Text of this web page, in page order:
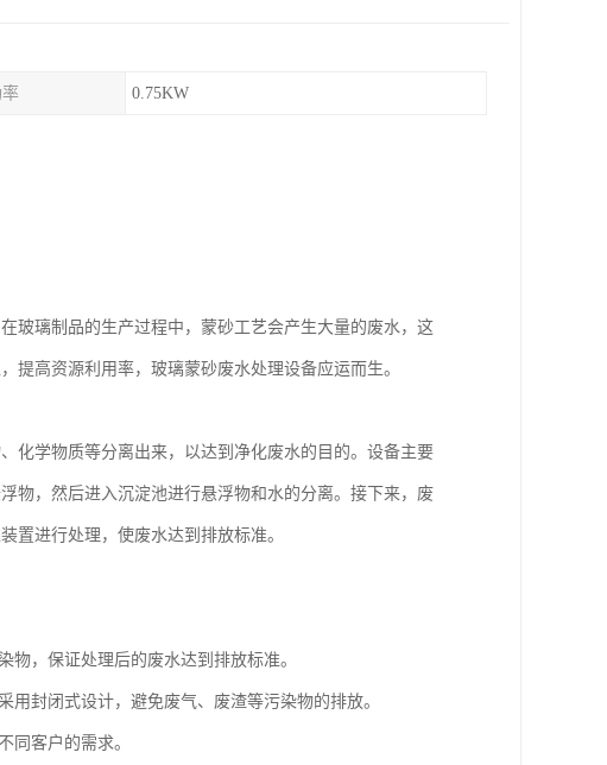
0.75KW
玻璃制品的生产过程中，蒙砂工艺会产生大量的废水，这
提高资源利用率，玻璃蒙砂废水处理设备应运而生。
化学物质等分离出来，以达到净化废水的目的。设备主要
物，然后进入沉淀池进行悬浮物和水的分离。接下来，废
置进行处理，使废水达到排放标准。
，保证处理后的废水达到排放标准。
封闭式设计，避免废气、废渣等污染物的排放。
同客户的需求。